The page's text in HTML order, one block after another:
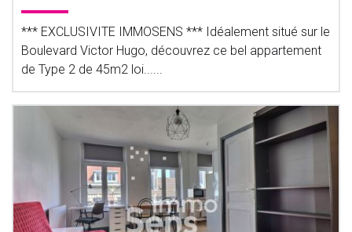
*** EXCLUSIVITE IMMOSENS *** Idéalement situé sur le
Boulevard Victor Hugo, découvrez ce bel appartement
de Type 2 de 45m2 loi......